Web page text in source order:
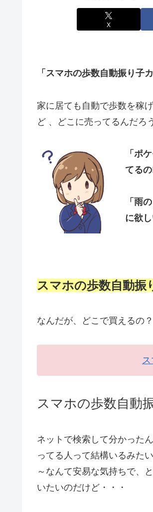
X
「スマホの歩数自動振り子
家に居ても自動で歩数を稼
ど 、どこに売ってるんだろ
「ポ
てるの
「雨
に欲
スマホの歩数自動振
なんだが、どこで買えるの？
スマホの歩数自動
ネットで検索して分かった
ってる人って結構いるみた
～なんて安易な気持ちで、
いたいのだけど・・・